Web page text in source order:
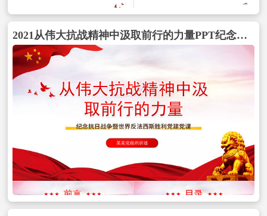
2021从伟大抗战精神中汲取前行的力量PPT纪念抗日战争暨法西斯胜利党建党课包含